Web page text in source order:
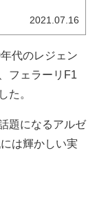
2021.07.16
代のレジェン
フェラーリF1
た。
題になるアルゼ
は輝かしい実